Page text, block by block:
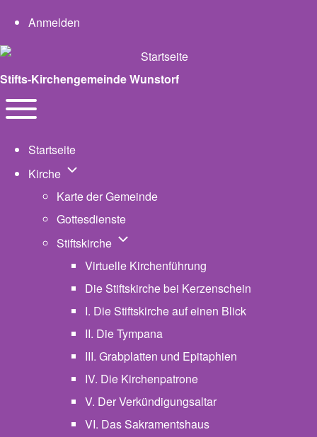
User account menu
Anmelden
Stifts-Kirchengemeinde Wunstorf
Navigation
Startseite
Kirche Unternavigation von Kirche
Karte der Gemeinde
Gottesdienste
Stiftskirche Unternavigation von Stiftskirche
Virtuelle Kirchenführung
Die Stiftskirche bei Kerzenschein
I. Die Stiftskirche auf einen Blick
II. Die Tympana
III. Grabplatten und Epitaphien
IV. Die Kirchenpatrone
V. Der Verkündigungsaltar
VI. Das Sakramentshaus